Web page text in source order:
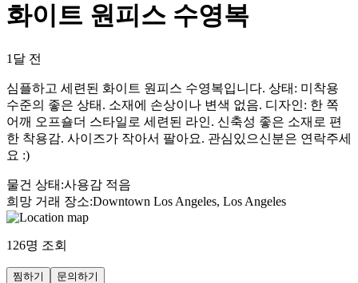
화이트 원피스 수영복
1달 전
심플하고 세련된 화이트 원피스 수영복입니다. 상태: 미착용
수준의 좋은 상태. 소재에 손상이나 변색 없음. 디자인: 한 쪽
어깨 오프숄더 스타일로 세련된 라인. 신축성 좋은 소재로 편
한 착용감. 사이즈가 작아서 팔아요. 관심있으신분은 연락주세
요 :)
물건 상태 :사용감 적음
희망 거래 장소:Downtown Los Angeles, Los Angeles
126명 조회
찜하기 문의하기